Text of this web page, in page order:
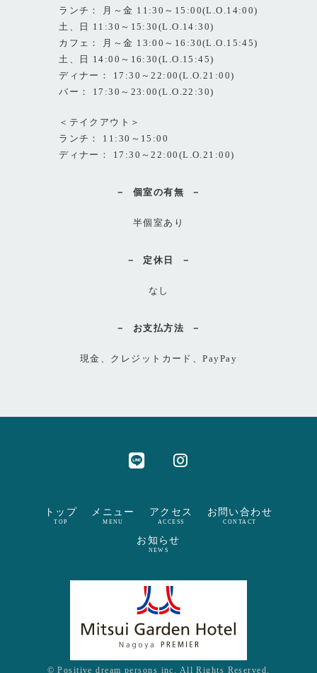
ランチ： 月～金 11:30～15:00(L.O.14:00)
土、日 11:30～15:30(L.O.14:30)
カフェ： 月～金 13:00～16:30(L.O.15:45)
土、日 14:00～16:30(L.O.15:45)
ディナー： 17:30～22:00(L.O.21:00)
バー： 17:30～23:00(L.O.22:30)
＜テイクアウト＞
ランチ： 11:30～15:00
ディナー： 17:30～22:00(L.O.21:00)
個室の有無
半個室あり
定休日
なし
お支払方法
現金、クレジットカード、PayPay
トップ
TOP
メニュー
MENU
アクセス
ACCESS
お問い合わせ
CONTACT
お知らせ
NEWS
© Positive dream persons inc. All Rights Reserved.